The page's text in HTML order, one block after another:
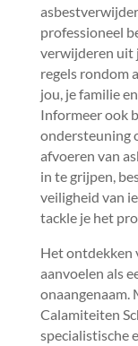
professioneel
verwijderen uit
regels rondom
jou, je familie
Informeer ook
ondersteuning
afvoeren van
in te grijpen,
veiligheid van
tackle je het
Het ontdekken
aanvoelen als
onaangenaam.​
Calamiteiten
specialistische